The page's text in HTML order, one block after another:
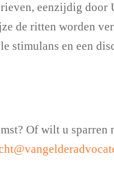
eenzijdig door
de ritten worden
stimulans en een
Of wilt u sparren